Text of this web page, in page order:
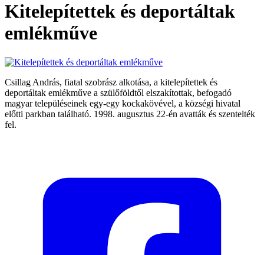
Kitelepítettek és deportáltak
emlékműve
Csillag András, fiatal szobrász alkotása, a kitelepítettek és
deportáltak emlékműve a szülőföldtől elszakítottak, befogadó
magyar településeinek egy-egy kockakövével, a községi hivatal
előtti parkban található. 1998. augusztus 22-én avatták és szentelték
fel.